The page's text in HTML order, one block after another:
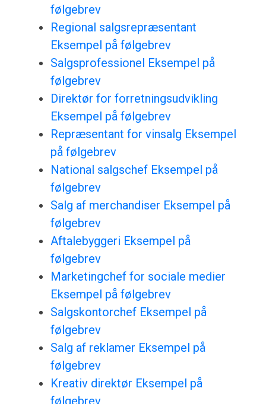
følgebrev
Regional salgsrepræsentant
Eksempel på følgebrev
Salgsprofessionel Eksempel på
følgebrev
Direktør for forretningsudvikling
Eksempel på følgebrev
Repræsentant for vinsalg Eksempel
på følgebrev
National salgschef Eksempel på
følgebrev
Salg af merchandiser Eksempel på
følgebrev
Aftalebyggeri Eksempel på
følgebrev
Marketingchef for sociale medier
Eksempel på følgebrev
Salgskontorchef Eksempel på
følgebrev
Salg af reklamer Eksempel på
følgebrev
Kreativ direktør Eksempel på
følgebrev